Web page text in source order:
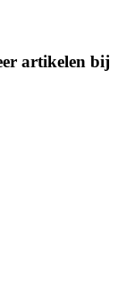
artikelen bij